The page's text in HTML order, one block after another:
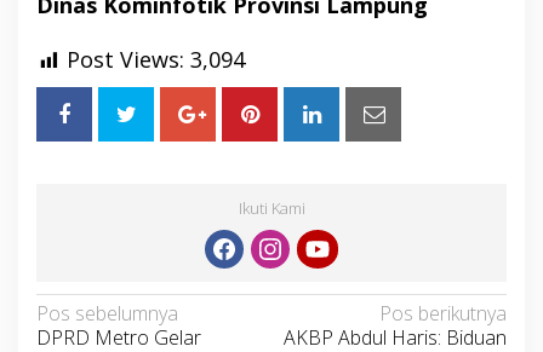
Post Views: 3,094
Ikuti Kami
Navigasi
Pos sebelumnya
DPRD Metro Gelar
Pos berikutnya
AKBP Abdul Haris: Biduan